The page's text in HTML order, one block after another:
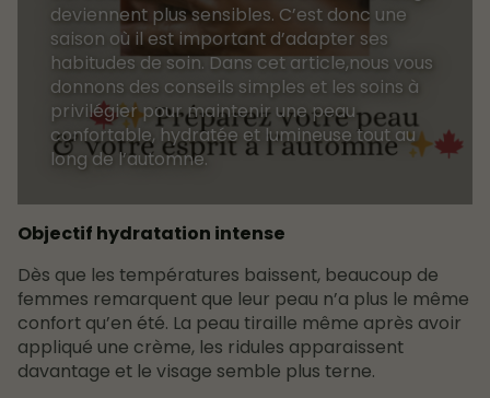
deviennent plus sensibles. C’est donc une
saison où il est important d’adapter ses
habitudes de soin. Dans cet article,nous vous
donnons des conseils simples et les soins à
privilégier pour maintenir une peau
confortable, hydratée et lumineuse tout au
long de l’automne.
Objectif hydratation intense
Dès que les températures baissent, beaucoup de
femmes remarquent que leur peau n’a plus le même
confort qu’en été. La peau tiraille même après avoir
appliqué une crème, les ridules apparaissent
davantage et le visage semble plus terne.